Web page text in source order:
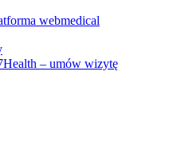
webmedical
– umów wizytę